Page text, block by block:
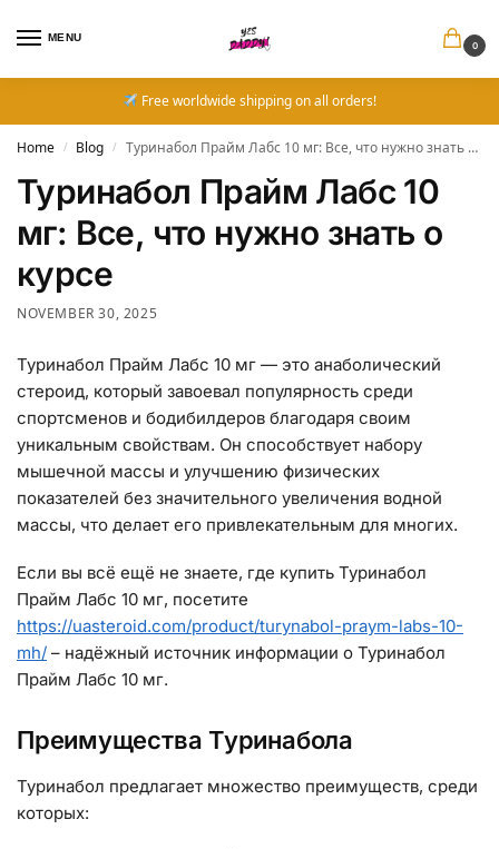
MENU
0
Free worldwide shipping on all orders!
Home / Blog / Туринабол Прайм Лабс 10 мг: Все, что нужно знать о курсе
Туринабол Прайм Лабс 10
мг: Все, что нужно знать о
курсе
NOVEMBER 30, 2025
Туринабол Прайм Лабс 10 мг — это анаболический
стероид, который завоевал популярность среди
спортсменов и бодибилдеров благодаря своим
уникальным свойствам. Он способствует набору
мышечной массы и улучшению физических
показателей без значительного увеличения водной
массы, что делает его привлекательным для многих.
Если вы всё ещё не знаете, где купить Туринабол
Прайм Лабс 10 мг, посетите
https://uasteroid.com/product/turynabol-praym-labs-10-
mh/ – надёжный источник информации о Туринабол
Прайм Лабс 10 мг.
Преимущества Туринабола
Туринабол предлагает множество преимуществ, среди
которых: